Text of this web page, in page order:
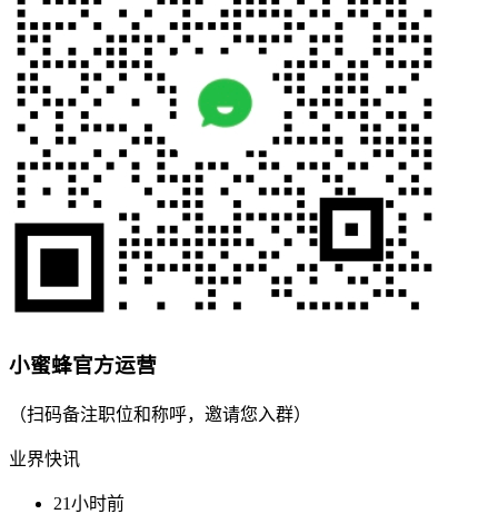
小蜜蜂官方运营
（扫码备注职位和称呼，邀请您入群）
业界快讯
21小时前